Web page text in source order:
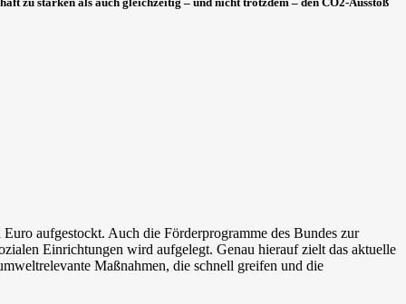
aufgestockt. Auch die Förderprogramme des Bundes zur
Einrichtungen wird aufgelegt. Genau hierauf zielt das aktuelle
Maßnahmen, die schnell greifen und die